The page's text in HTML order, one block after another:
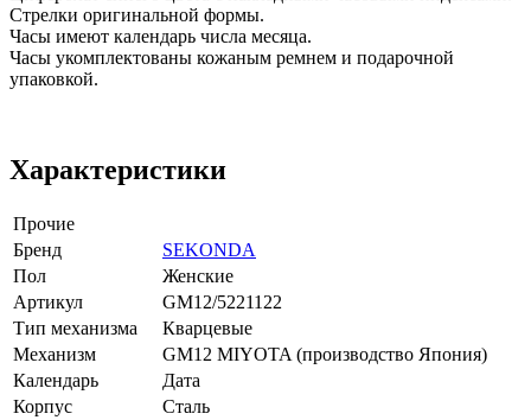
Стрелки оригинальной формы.
Часы имеют календарь числа месяца.
Часы укомплектованы кожаным ремнем и подарочной
упаковкой.
Характеристики
Прочие
Бренд
SEKONDA
Пол
Женские
Артикул
GМ12/5221122
Тип механизма
Кварцевые
Механизм
GM12 MIYOTA (производство Япония)
Календарь
Дата
Корпус
Сталь